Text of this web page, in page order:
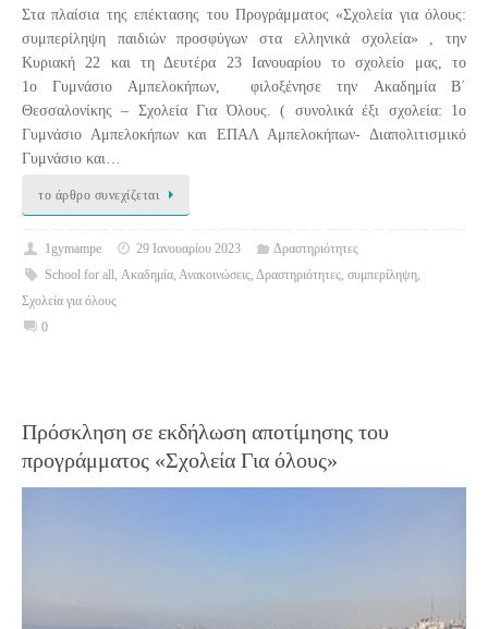
Στα πλαίσια της επέκτασης του Προγράμματος «Σχολεία για όλους:
συμπερίληψη παιδιών προσφύγων στα ελληνικά σχολεία» , την
Κυριακή 22 και τη Δευτέρα 23 Ιανουαρίου το σχολείο μας, το
1ο Γυμνάσιο Αμπελοκήπων, φιλοξένησε την Ακαδημία Β΄
Θεσσαλονίκης – Σχολεία Για Όλους. ( συνολικά έξι σχολεία: 1ο
Γυμνάσιο Αμπελοκήπων και ΕΠΑΛ Αμπελοκήπων- Διαπολιτισμικό
Γυμνάσιο και…
το άρθρο συνεχίζεται
1gymampe 29 Ιανουαρίου 2023
Δραστηριότητες
School for all, Ακαδημία, Ανακοινώσεις, Δραστηριότητες, συμπερίληψη,
Σχολεία για όλους
0
Πρόσκληση σε εκδήλωση αποτίμησης του
προγράμματος «Σχολεία Για όλους»